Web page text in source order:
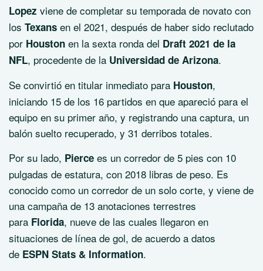
Lopez viene de completar su temporada de novato con
los Texans en el 2021, después de haber sido reclutado
por Houston en la sexta ronda del Draft 2021 de la
NFL, procedente de la Universidad de Arizona.
Se convirtió en titular inmediato para Houston,
iniciando 15 de los 16 partidos en que apareció para el
equipo en su primer año, y registrando una captura, un
balón suelto recuperado, y 31 derribos totales.
Por su lado, Pierce es un corredor de 5 pies con 10
pulgadas de estatura, con 2018 libras de peso. Es
conocido como un corredor de un solo corte, y viene de
una campaña de 13 anotaciones terrestres
para Florida, nueve de las cuales llegaron en
situaciones de línea de gol, de acuerdo a datos
de ESPN Stats & Information.